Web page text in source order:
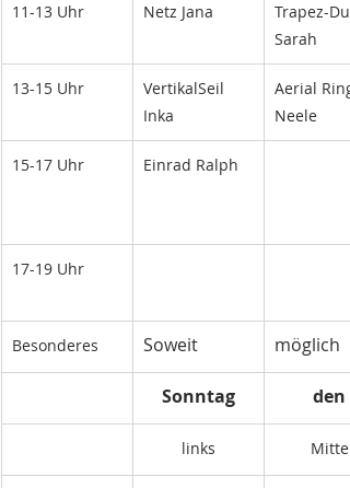
11-13 Uhr Netz Jana
Trapez-
Sarah
13-15 Uhr
VertikalSeil
Inka
Aerial Ring
Neele
15-17 Uhr Einrad Ralph
17-19 Uhr
Besonderes Soweit möglich
Sonntag den
links Mitte